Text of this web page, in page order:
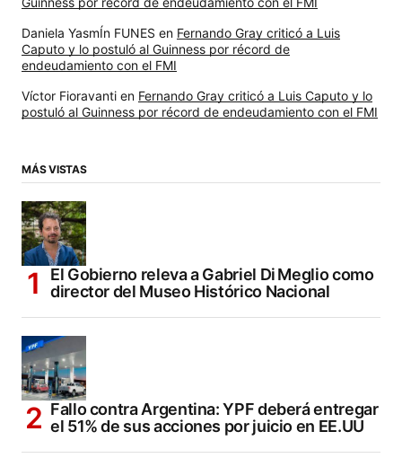
Daniela YasmÍn FUNES en Fernando Gray criticó a Luis
Caputo y lo postuló al Guinness por récord de
endeudamiento con el FMI
Víctor Fioravanti en Fernando Gray criticó a Luis Caputo y lo
postuló al Guinness por récord de endeudamiento con el FMI
MÁS VISTAS
El Gobierno releva a Gabriel Di Meglio como
director del Museo Histórico Nacional
Fallo contra Argentina: YPF deberá entregar
el 51% de sus acciones por juicio en EE.UU